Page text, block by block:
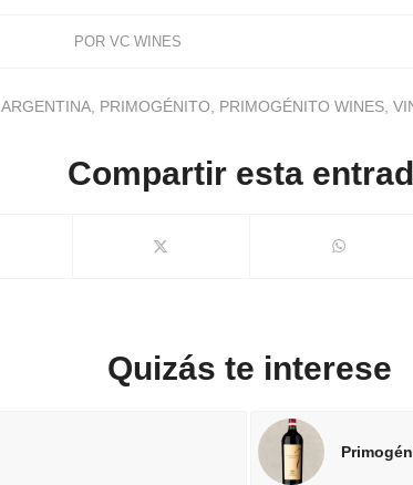
PORVC WINES
ARGENTINA PRIMOGÉNITO PRIMOGÉNITO WINES ,
Compartir esta
Quizás te interese